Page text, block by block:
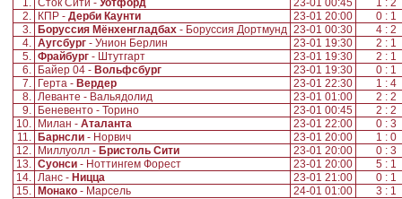
1. Сток Сити - Уотфорд 23-01 00:45
1 : 2
2.
КПР - Дерби Каунти 23-01 20:00
0 : 1
3.
Боруссия Мёнхенгладбах - Боруссия Дортмунд 23-01 00:30
4 : 2
4. Аугсбург - Унион Берлин 23-01 19:30
2 : 1
5. Фрайбург - Штутгарт 23-01 19:30
2 : 1
6.
Байер 04 - Вольфсбург 23-01 19:30
0 : 1
7.
Герта - Вердер 23-01 22:30
1 : 4
8. Леванте - Вальядолид 23-01 01:00
2 : 2
9.
Беневенто - Торино 23-01 00:45
2 : 2
10.
Милан - Аталанта 23-01 22:00
0 : 3
11.
Барнсли - Норвич 23-01 20:00
1 : 0
12.
Миллуолл - Бристоль Сити 23-01 20:00
0 : 3
13. Суонси - Ноттингем Форест 23-01 20:00
5 : 1
14. Ланс - Ницца 23-01 21:00
0 : 1
15.
Монако - Марсель 24-01 01:00
3 : 1